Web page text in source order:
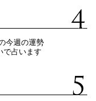
今週の運勢
で占います